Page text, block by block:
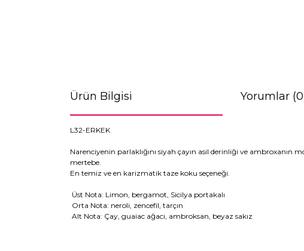
Ürün Bilgisi Yorumlar
L32-ERKEK
Narenciyenin parlaklığını siyah çayın asil derinliği ve ambroxanın
mertebe.
En temiz ve en karizmatik taze koku seçeneği.
Üst Nota: Limon, bergamot, Sicilya portakalı
Orta Nota: neroli, zencefil, tarçın
Alt Nota: Çay, guaiac ağacı, ambroksan, beyaz sakız